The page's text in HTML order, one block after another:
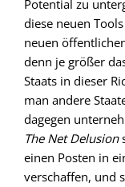
Potential zu
diese neuen
neuen
denn je größer
Staats in dieser
man andere
dagegen
The Net Delusion
einen Posten in
verschaffen, und